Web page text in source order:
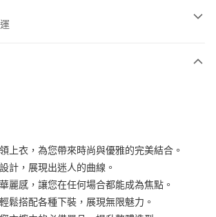
上衣，為您帶來時尚與優雅的完美結合。
計，展現出迷人的曲線。
麗感，讓您在任何場合都能成為焦點。
鬆搭配各種下裝，展現無限魅力。